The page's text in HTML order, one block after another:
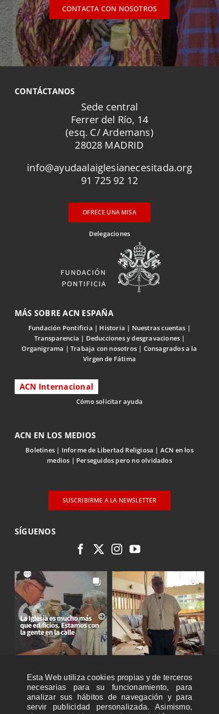
CONTACTA CON NOSOTROS
CONTÁCTANOS
Sede central
Ferrer del Río, 14
(esq. C/ Ardemans)
28028 MADRID
info@ayudaalaiglesianecesitada.org
91 725 92 12
OFRECE UNA MISA
Delegaciones
MÁS SOBRE ACN ESPAÑA
Fundación Pontificia Historia
Nuestras cuentas
Transparencia
Deducciones y desgravaciones
Organigrama
Trabaja con nosotros
Consagrados a la
Virgen de Fátima
ACN Internacional
Cómo solicitar ayuda
ACN EN LOS MEDIOS
Boletines Informe de Libertad Religiosa
ACN en los
medios
Perseguidos pero no olvidados
SUSCRIBIRME A LA NEWSLETTER
SÍGUENOS
Esta Web utiliza cookies propias y de terceros
necesarias para su funcionamiento, para
analizar sus hábitos de navegación y para
servir publicidad personalizada. Asimismo,